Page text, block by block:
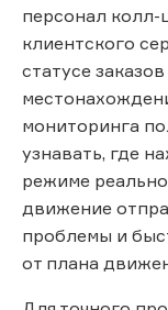
персонал колл-
клиентского
статусе
мониторинга
узнавать, где
режиме
движение
проблемы и
от плана